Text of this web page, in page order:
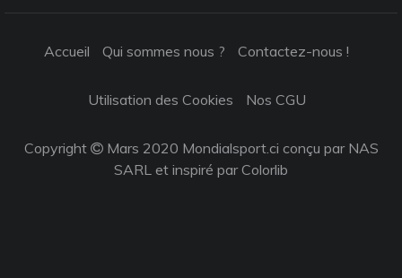
Accueil Qui sommes nous ? Contactez-nous !
Utilisation des Cookies Nos CGU
Copyright
Mars 2020 Mondialsport.ci conçu par NAS
SARL et inspiré parColorlib